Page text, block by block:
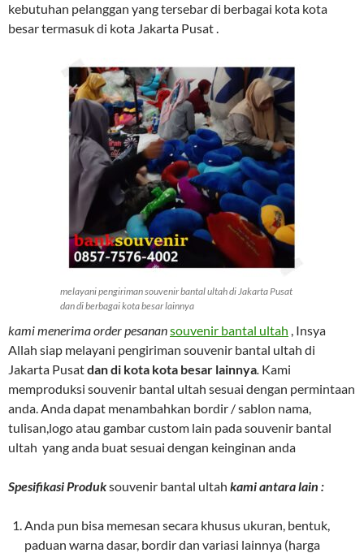
kebutuhan pelanggan yang tersebar di berbagai kota kota
besar termasuk di kota Jakarta Pusat .
melayani pengiriman souvenir bantal ultah di Jakarta Pusat
dan di berbagai kota besar lainnya
kami menerima order pesanansouvenir bantal ultah , Insya
Allah siap melayani pengiriman souvenir bantal ultah di
Jakarta Pusatdan di kota kota besar lainnya. Kami
memproduksi souvenir bantal ultah sesuai dengan permintaan
anda. Anda dapat menambahkan bordir / sablon nama,
tulisan,logo atau gambar custom lain pada souvenir bantal
ultah yang anda buat sesuai dengan keinginan anda
Spesifikasi Produksouvenir bantal ultah kami antara lain :
Anda pun bisa memesan secara khusus ukuran, bentuk,
paduan warna dasar, bordir dan variasi lainnya (harga